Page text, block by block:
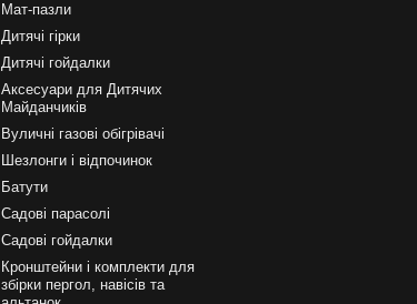
Мат-пазли
Дитячі гірки
Дитячі гойдалки
Аксесуари для Дитячих
Майданчиків
Вуличні газові обігрівачі
Шезлонги і відпочинок
Батути
Садові парасолі
Садові гойдалки
Кронштейни і комплекти для
збірки пергол, навісів та